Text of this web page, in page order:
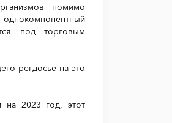
помимо
под торговым
регдосье на это
на 2023 год, этот